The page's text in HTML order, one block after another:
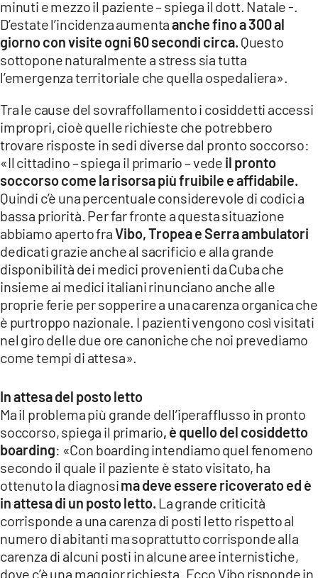
minuti e mezzo il paziente – spiega il dott. Natale -.
D’estate l’incidenza aumentaanche fino a 300 al
giorno con visite ogni 60 secondi circa. Questo
sottopone naturalmente a stress sia tutta
l’emergenza territoriale che quella ospedaliera».
Tra le cause del sovraffollamento i cosiddetti accessi
impropri, cioè quelle richieste che potrebbero
trovare risposte in sedi diverse dal pronto soccorso:
«Il cittadino – spiega il primario – vede il pronto
soccorso come la risorsa più fruibile e affidabile.
Quindi c’è una percentuale considerevole di codici a
bassa priorità. Per far fronte a questa situazione
abbiamo aperto fraVibo, Tropea e Serra ambulatori
dedicati grazie anche al sacrificio e alla grande
disponibilità dei medici provenienti da Cuba che
insieme ai medici italiani rinunciano anche alle
proprie ferie per sopperire a una carenza organica che
è purtroppo nazionale. I pazienti vengono così visitati
nel giro delle due ore canoniche che noi prevediamo
come tempi di attesa».
In attesa del posto letto
Ma il problema più grande dell’iperafflusso in pronto
soccorso, spiega il primario, è quello del cosiddetto
boarding: «Con boarding intendiamo quel fenomeno
secondo il quale il paziente è stato visitato, ha
ottenuto la diagnosima deve essere ricoverato ed è
in attesa di un posto letto. La grande criticità
corrisponde a una carenza di posti letto rispetto al
numero di abitanti ma soprattutto corrisponde alla
carenza di alcuni posti in alcune aree internistiche,
dove c’è una maggior richiesta. Ecco Vibo risponde in